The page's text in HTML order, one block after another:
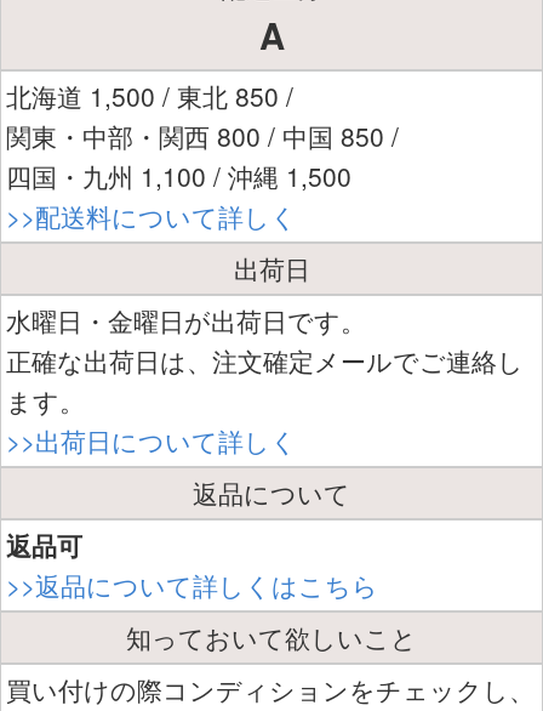
A
北海道 1,500 / 東北 850 /
関東・中部・関西 800 / 中国 850 /
四国・九州 1,100 / 沖縄 1,500
>>配送料について詳しく
出荷日
水曜日・金曜日が出荷日です。
正確な出荷日は、注文確定メールでご連絡し
ます。
>>出荷日について詳しく
返品について
返品可
>>返品について詳しくはこちら
知っておいて欲しいこと
買い付けの際コンディションをチェックし、